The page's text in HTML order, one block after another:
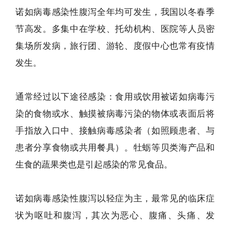
诺如病毒感染性腹泻全年均可发生，我国以冬春季
节高发。多集中在学校、托幼机构、医院等人员密
集场所发病，旅行团、游轮、度假中心也常有疫情
发生。
通常经过以下途径感染：食用或饮用被诺如病毒污
染的食物或水、触摸被病毒污染的物体或表面后将
手指放入口中、接触病毒感染者（如照顾患者、与
患者分享食物或共用餐具）。牡蛎等贝类海产品和
生食的蔬果类也是引起感染的常见食品。
诺如病毒感染性腹泻以轻症为主，最常见的临床症
状为呕吐和腹泻，其次为恶心、腹痛、头痛、发